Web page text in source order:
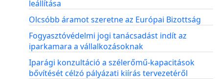
leállítása
Olcsóbb áramot szeretne az Európai Bizottság
Fogyasztóvédelmi jogi tanácsadást indít az
iparkamara a vállalkozásoknak
Iparági konzultáció a szélerőmű-kapacitások
bővítését célzó pályázati kiírás tervezetéről